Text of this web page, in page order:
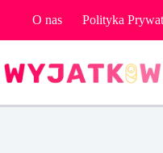
O nas Polityka